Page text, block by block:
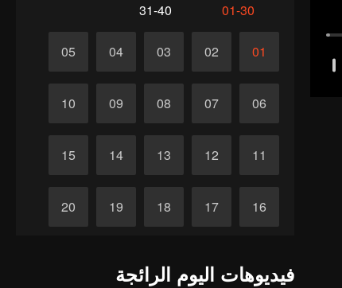
01-30
31-40
01
02
03
04
05
06
07
08
09
10
11
12
13
14
15
16
17
18
19
20
فيديوهات اليوم الرائجة